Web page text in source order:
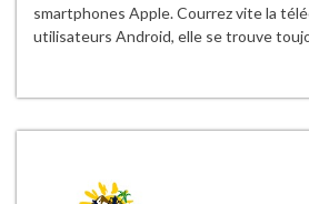
smartphones Apple. Courrez vite la
utilisateurs Android, elle se trouve